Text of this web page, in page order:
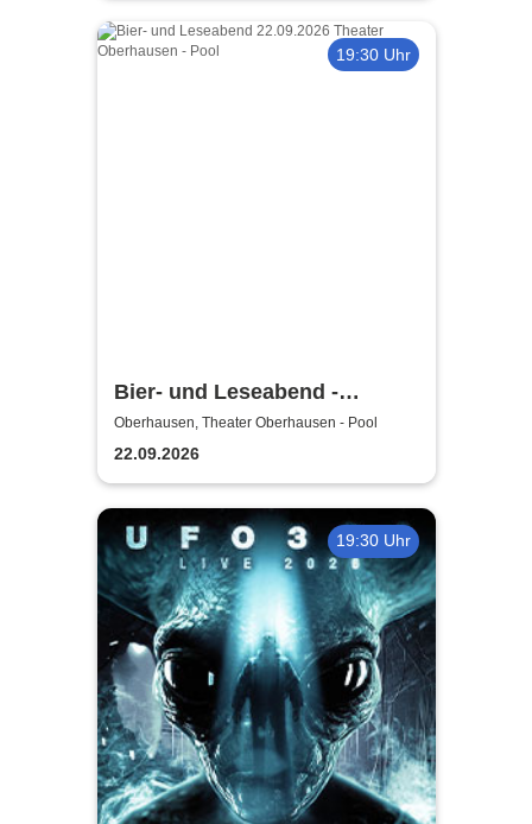
19:30 Uhr
Bier- und Leseabend -
Theater Oberhausen
Oberhausen, Theater Oberhausen - Pool
22.09.2026
19:30 Uhr